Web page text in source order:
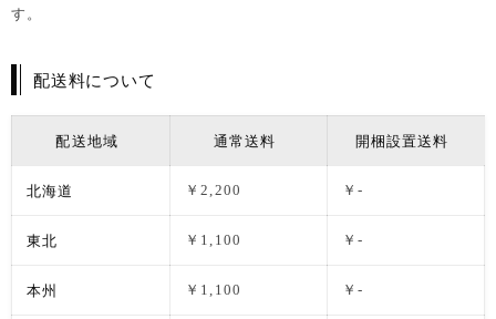
す。
配送料について
配送地域 通常送料 開梱設置送料
北海道 ￥2,200 ￥-
東北 ￥1,100 ￥-
本州 ￥1,100 ￥-